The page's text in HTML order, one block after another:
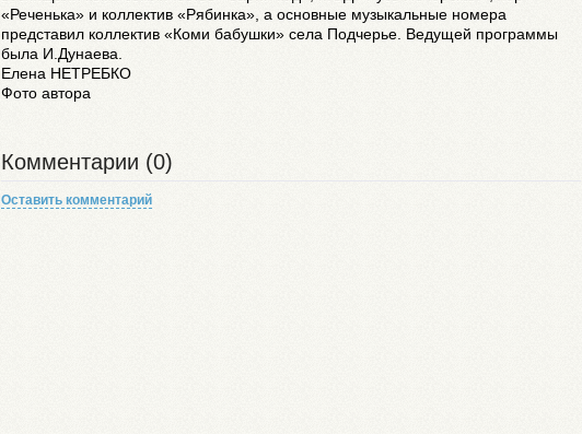
«Реченька» и коллектив «Рябинка», а основные музыкальные номера
представил коллектив «Коми бабушки» села Подчерье. Ведущей программы
была И.Дунаева.
Елена НЕТРЕБКО
Фото автора
Комментарии (0)
Оставить комментарий